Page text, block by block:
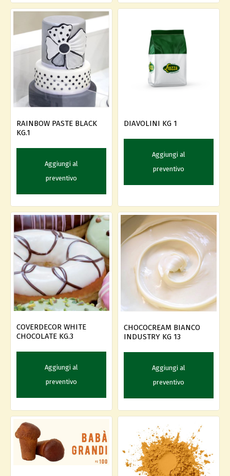
RAINBOW PASTE BLACK
KG.1
Aggiungi al
preventivo
DIAVOLINI KG 1
Aggiungi al
preventivo
COVERDECOR WHITE
CHOCOLATE KG.3
Aggiungi al
preventivo
CHOCOCREAM BIANCO
INDUSTRY KG 13
Aggiungi al
preventivo